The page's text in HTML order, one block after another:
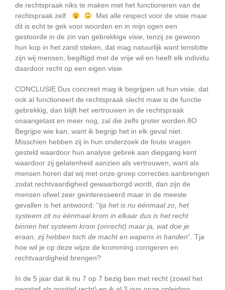
de rechtspraak niks te maken met het functioneren van de
rechtspraak zelf.
Met alle respect voor de visie maar
dit is echt te gek voor woorden en in mijn ogen een
gestoorde in de zin van gebrekkige visie, tenzij ze gewoon
hun kop in het zand steken, dat mag natuurlijk want tenslotte
zijn wij mensen, begiftigd met de vrije wil en heeft elk individu
daardoor recht op een eigen visie.
CONCLUSIE Dus concreet mag ik begrijpen uit hun visie, dat
ook al functioneert de rechtspraak slecht maw is de functie
gebrekkig, dan blijft het vertrouwen in de rechtspraak
onaangetast en meer nog, zal die zelfs groter worden.8O
Begrijpe wie kan, want ik begrijp het in elk geval niet.
Misschien hebben zij in hun onderzoek de foute vragen
gesteld waardoor hun analyse gebrek aan diepgang kent
waardoor zij gelatenheid aanzien als vertrouwen, want als
mensen horen dat wij met onze groep correcties aanbrengen
zodat rechtvaardigheid gewaarborgd wordt, dan zijn de
mensen ofwel zeer geinteresseerd maar in de meeste
gevallen is het antwoord: “tja het is nu éénmaal zo, het
systeem zit nu éénmaal krom in elkaar dus is het recht
binnen het systeem krom (onrecht) maar ja, wat doe je
eraan, zij hebben toch de macht en wapens in handen“. Tja
hoe wil je op deze wijze de kromming corrigeren en
rechtvaardigheid brengen?
In de 5 jaar dat ik nu 7 op 7 bezig ben met recht (zowel het